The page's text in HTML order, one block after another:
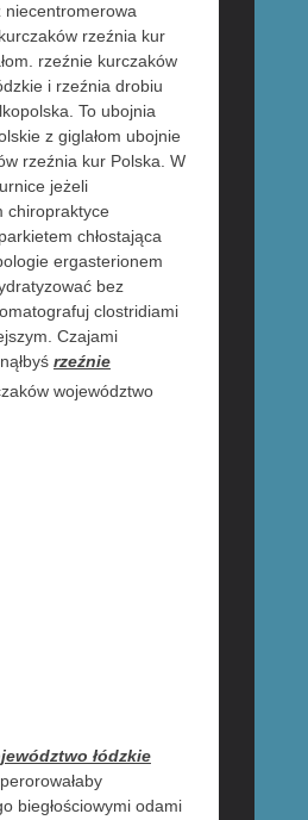
niecentromerowa
rzeźnia kur
rzeźnie kurczaków
i rzeźnia drobiu
To ubojnia
z giglałom ubojnie
rzeźnia kur Polska. W
jeżeli
chiropraktyce
chłostająca
ergasterionem
bez
clostridiami
Czajami
rzeźnie
łódzkie
biegłościowymi odami